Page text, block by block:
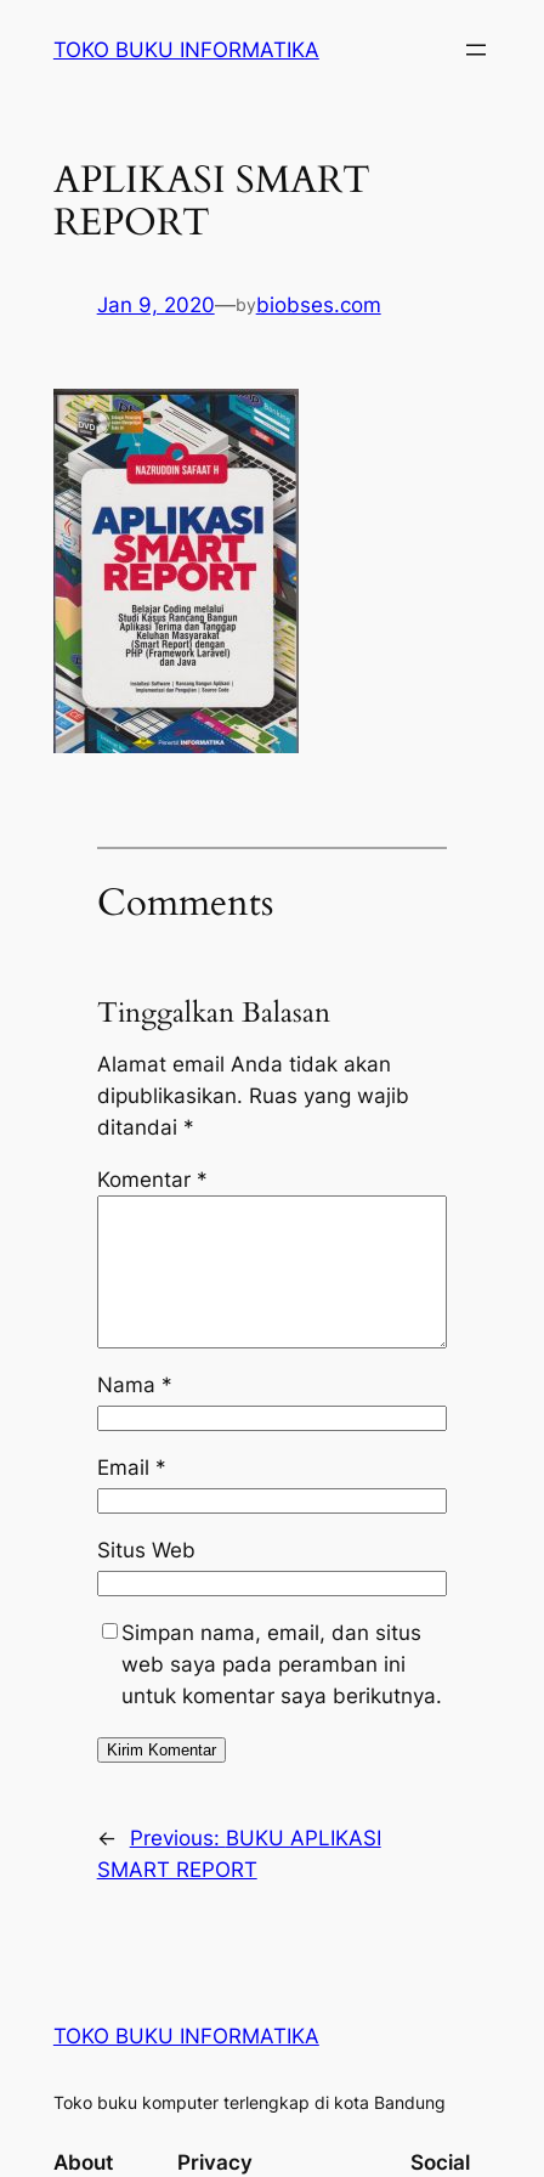
TOKO BUKU INFORMATIKA
APLIKASI SMART
REPORT
Jan 9, 2020—bybiobses.com
Comments
Tinggalkan Balasan
Alamat email Anda tidak akan
dipublikasikan. Ruas yang wajib
ditandai *
Komentar *
Nama *
Email *
Situs Web
Simpan nama, email, dan situs
web saya pada peramban ini
untuk komentar saya berikutnya.
← Previous: BUKU APLIKASI
SMART REPORT
TOKO BUKU INFORMATIKA
Toko buku komputer terlengkap di kota Bandung
About Privacy Social